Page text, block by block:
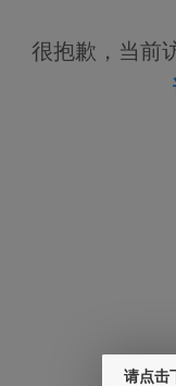
很抱歉，当前
请点击